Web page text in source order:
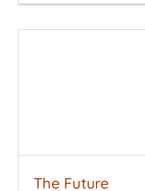
The Future